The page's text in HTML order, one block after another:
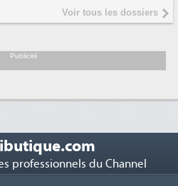
de Fabrice Coquio,
de Digital Realty...
les...
Voir tous les dossiers
Publicité
professionnels du Channel